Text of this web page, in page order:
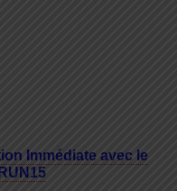
Immédiate avec le